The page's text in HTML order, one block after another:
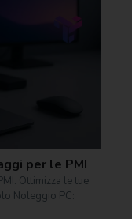
per le PMI
Ottimizza le tue
Noleggio PC: